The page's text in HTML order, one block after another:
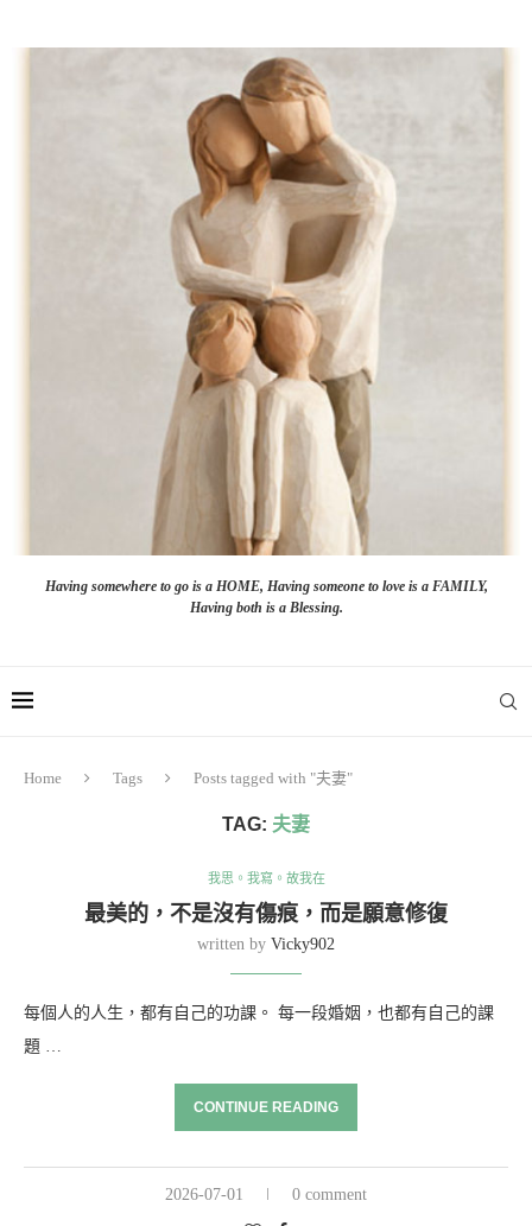
Having somewhere to go is a HOME, Having someone to love is a FAMILY,
Having both is a Blessing.
Home Tags Posts tagged with "夫妻"
TAG: 夫妻
我思。我寫。故我在
最美的，不是沒有傷痕，而是願意修復
written by Vicky902
每個人的人生，都有自己的功課。 每一段婚姻，也都有自己的課
題 …
CONTINUE READING
2026-07-01 0 comment